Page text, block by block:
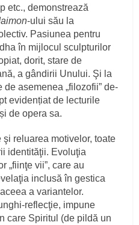
etc., demonstrează
-ului său la
Pasiunea pentru
în mijlocul sculpturilor
dorit, stare de
a gândirii Unului. Şi la
asemenea „filozofii” de-
evidențiat de lecturile
de opera sa.
şi reluarea motivelor, toate
identităţii. Evoluţia
„fiinţe vii”, care au
inclusă în gestica
a variantelor.
reflecţie, impune
care Spiritul (de pildă un